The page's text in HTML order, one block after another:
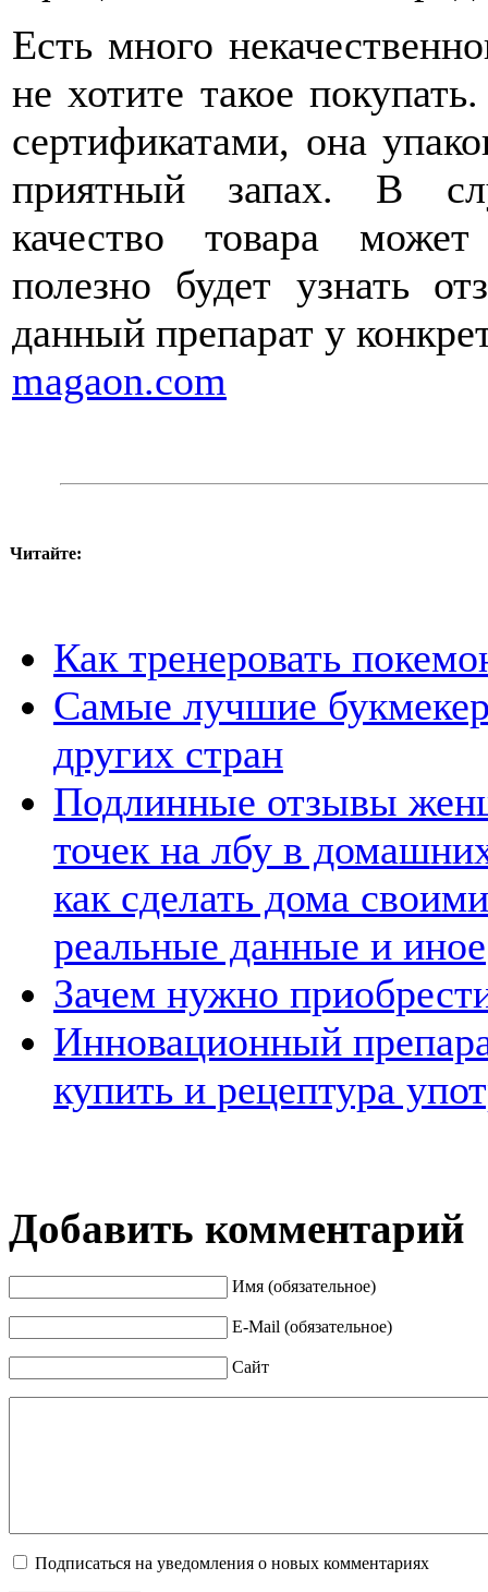
Есть много
не хотите такое
сертификатами, она
приятный запах. В
качество товара
полезно будет узнать
данный препарат у
magaon.com
Читайте:
Как тренеровать
Самые лучшие
других стран
Подлинные отзывы
точек на лбу в
как сделать дома
реальные данные и иное
Зачем нужно
Инновационный
купить и рецептура
Добавить комментарий
Имя (обязательное)
E-Mail (обязательное)
Сайт
Подписаться на уведомления о новых комментариях